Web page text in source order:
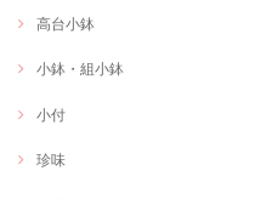
高台小鉢
小鉢・組小鉢
小付
珍味